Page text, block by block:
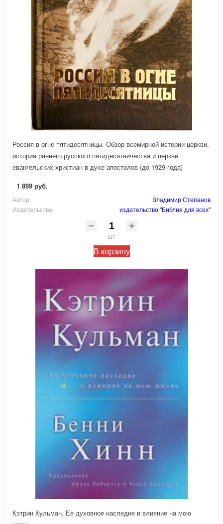
Россия в огне пятидесятницы. Обзор всемирной истории церкви,
история раннего русского пятидесятничества и церкви
евангельских христиан в духе апостолов (до 1929 года)
1 899 руб.
Автор
Владимир Степанов
Издательство
издательство "Библия для всех"
шт
В корзину
Кэтрин Кульман. Ее духовное наследие и влияние на мою